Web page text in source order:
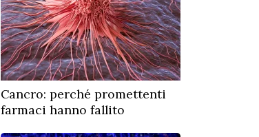
Cancro: perché promettenti
farmaci hanno fallito